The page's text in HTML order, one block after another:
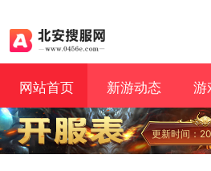
网站首页 新游动态 游
更新时间：